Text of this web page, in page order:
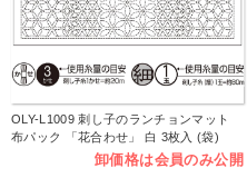
OLY-L1009 刺し子のランチョンマット
布パック 「花合わせ」 白 3枚入 (袋)
卸価格は会員のみ公開